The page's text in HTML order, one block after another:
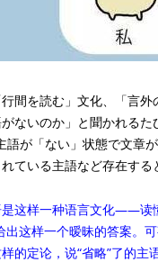
を読む」文化、「言外
がないのか」と聞かれる
語が「ない」状態で文章
ている主語など存在する
样一种语言文化——读懂
出这样一个暧昧的答案。
的定论，说“省略”了的主